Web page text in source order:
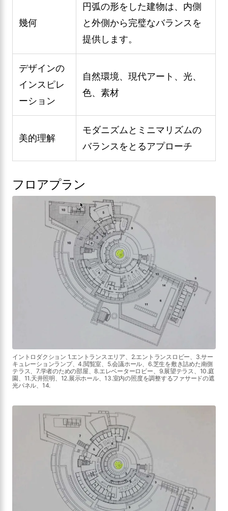
幾何
円弧の形をした建物は、内側
と外側から完璧なバランスを
提供します。
デザインの
インスピレ
ーション
自然環境、現代アート、光、
色、素材
美的理解
モダニズムとミニマリズムの
バランスをとるアプローチ
フロアプラン
イントロダクション 1.エントランスエリア、2.エントランスロビー、3.サー
キュレーションランプ、4.閲覧室、5.会議ホール、6.芝生を敷き詰めた南側
テラス、7.学者のための部屋、8.エレベーターロビー、9.展望テラス、10.庭
園、11.天井照明、12.展示ホール、13.室内の照度を調整するファサードの遮
光パネル、14.